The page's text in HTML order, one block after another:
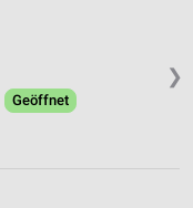
❯
Geöffnet